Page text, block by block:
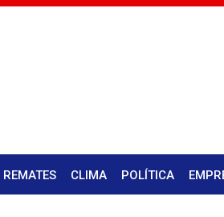
REMATES CLIMA POLÍTICA